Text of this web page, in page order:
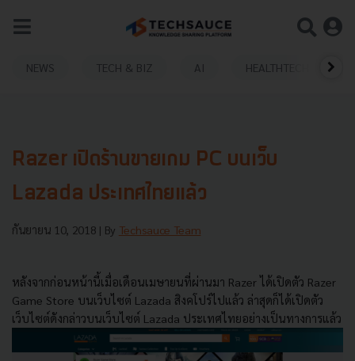
NEWS TECH & BIZ AI HEALTHTECH
Razer เปิดร้านขายเกม PC บนเว็บ
Lazada ประเทศไทยแล้ว
กันยายน 10, 2018 | By Techsauce Team
หลังจากก่อนหน้านี้เมื่อเดือนเมษายนที่ผ่านมา Razer ได้เปิดตัว Razer
Game Store บนเว็บไซต์ Lazada สิงคโปร์ไปแล้ว ล่าสุดก็ได้เปิดตัว
เว็บไซต์ดังกล่าวบนเว็บไซต์ Lazada ประเทศไทยอย่างเป็นทางการแล้ว